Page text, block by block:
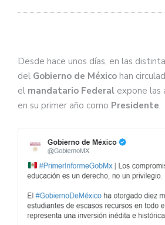
Desde hace unos días, en las
del Gobierno de México han
el mandatario Federal expone las
en su primer año como Presidente.